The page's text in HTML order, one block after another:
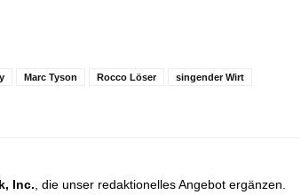
Marc Tyson Rocco Löser
singender Wirt
Inc. , die unser redaktionelles Angebot ergänzen.